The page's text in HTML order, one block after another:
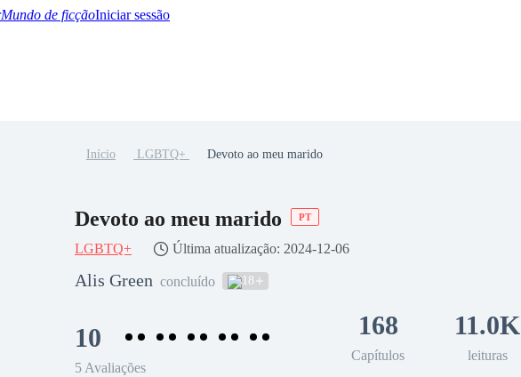
Mundo de ficçãoIniciar sessão
Início LGBTQ+ Devoto ao meu marido
Devoto ao meu marido PT
LGBTQ+ Última atualização: 2024-12-06
Alis Green concluído 18
10
5 Avaliações
168
Capítulos
11.0K
leituras